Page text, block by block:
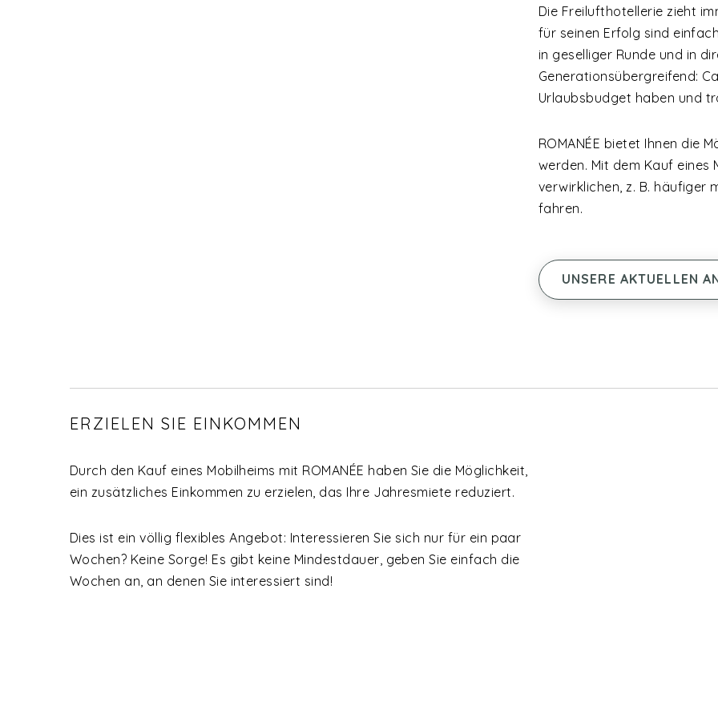
Die Freilufthotellerie zieht
für seinen Erfolg sind
in geselliger Runde und in
Generationsübergreifend:
Urlaubsbudget haben und
ROMANÉE bietet Ihnen die
werden. Mit dem Kauf eines
verwirklichen, z. B. häufiger
fahren.
UNSERE AKTUELLEN
ERZIELEN SIE EINKOMMEN
Durch den Kauf eines Mobilheims mit ROMANÉE haben Sie die Möglichkeit,
ein zusätzliches Einkommen zu erzielen, das Ihre Jahresmiete reduziert.
Dies ist ein völlig flexibles Angebot: Interessieren Sie sich nur für ein paar
Wochen? Keine Sorge! Es gibt keine Mindestdauer, geben Sie einfach die
Wochen an, an denen Sie interessiert sind!